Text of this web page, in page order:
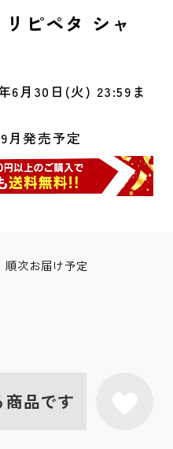
ピペタ シャ
6月30日(火) 23:59ま
月発売予定
順次お届け予定
品です